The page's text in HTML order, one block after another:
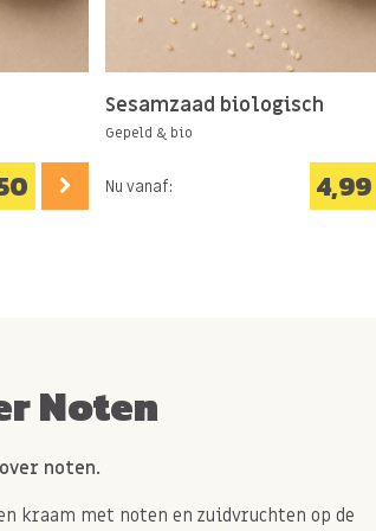
of keukenmachine en voilà je hebt een
Sesamzaad biologisch
Gepeld & bio
Nu vanaf: 4,99
Noten
noten.
kraam met noten en zuidvruchten op de